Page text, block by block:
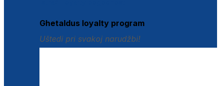
Ghetaldus loyalty program
Uštedi pri svakoj narudžbi!